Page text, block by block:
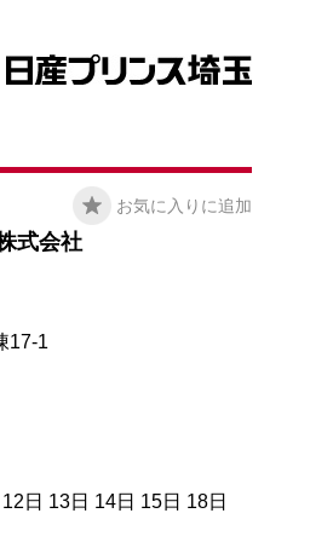
お気に入りに追加
式会社
17-1
日 13日 14日 15日 18日